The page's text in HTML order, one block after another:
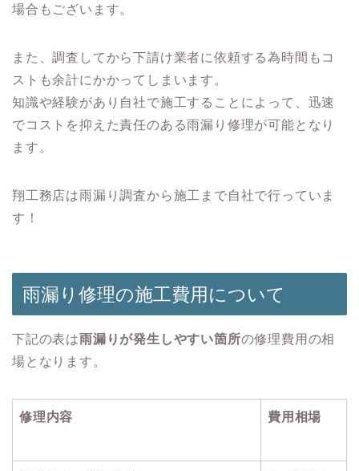
場合もございます。
また、調査してから下請け業者に依頼する為時間もコ
ストも余計にかかってしまいます。
知識や経験があり自社で施工することによって、迅速
でコストを抑えた責任のある雨漏り修理が可能となり
ます。
翔工務店は雨漏り調査から施工まで自社で行っていま
す！
雨漏り修理の施工費用について
下記の表は雨漏りが発生しやすい箇所の修理費用の相
場となります。
修理内容 費用相場